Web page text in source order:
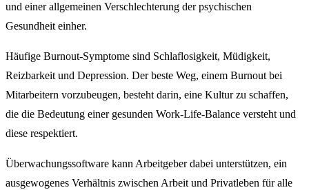
und einer allgemeinen Verschlechterung der psychischen
Gesundheit einher.
Häufige Burnout-Symptome sind Schlaflosigkeit, Müdigkeit,
Reizbarkeit und Depression. Der beste Weg, einem Burnout bei
Mitarbeitern vorzubeugen, besteht darin, eine Kultur zu schaffen,
die die Bedeutung einer gesunden Work-Life-Balance versteht und
diese respektiert.
Überwachungssoftware kann Arbeitgeber dabei unterstützen, ein
ausgewogenes Verhältnis zwischen Arbeit und Privatleben für alle